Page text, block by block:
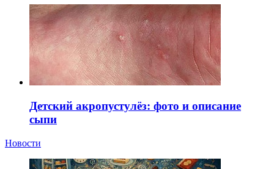
Детский акропустулёз: фото и описание
сыпи
Новости